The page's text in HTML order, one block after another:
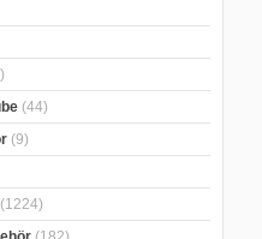
(44)
(9)
(1224)